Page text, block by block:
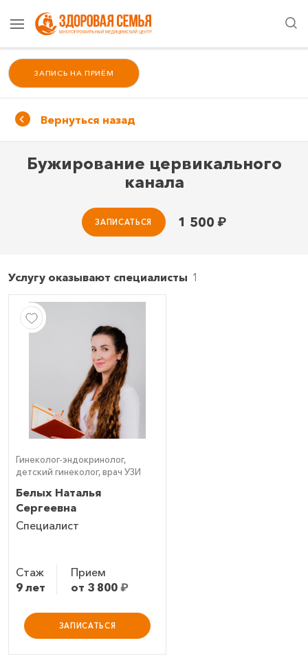
ЗАПИСЬ НА ПРИЁМ
Вернуться назад
Бужирование цервикального
канала
1 500 ₽
ЗАПИСАТЬСЯ
Услугу оказывают специалисты
Гинеколог-эндокринолог,
детский гинеколог, врач УЗИ
Белых Наталья
Сергеевна
Специалист
Стаж
9 лет
Прием
от 3 800 ₽
ЗАПИСАТЬСЯ